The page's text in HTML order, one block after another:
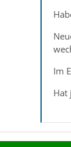
Im
Hat